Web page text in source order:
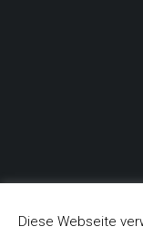
Diese Webseite